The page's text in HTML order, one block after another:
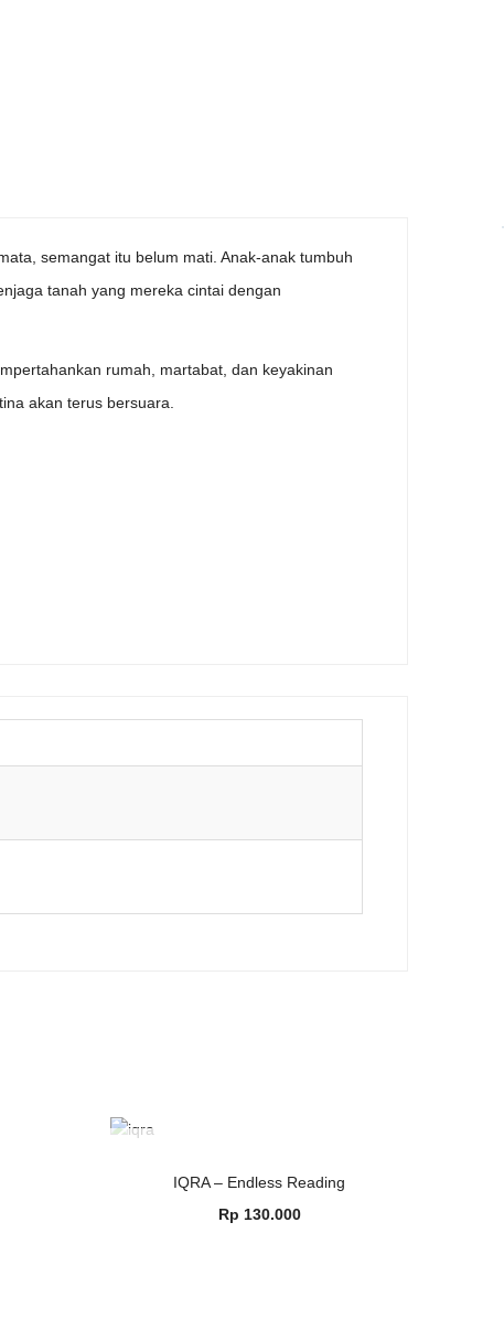
semangat itu belum mati. Anak-anak tumbuh
tanah yang mereka cintai dengan
rumah, martabat, dan keyakinan
akan terus bersuara.
IQRA – Endless Reading
Rp 130.000